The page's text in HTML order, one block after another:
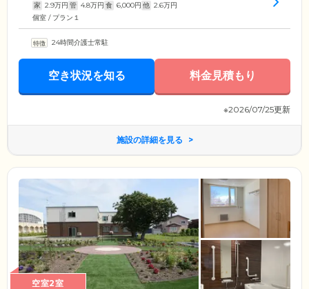
家 2.9万円 管 4.8万円 食 6,000円 他 2.6万円
個室 / プラン１
24時間介護士常駐
空き状況を知る 料金見積もり
※2026/07/25更新
施設の詳細を見る
空室2室